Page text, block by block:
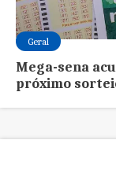
Geral
Mega-sena
próximo